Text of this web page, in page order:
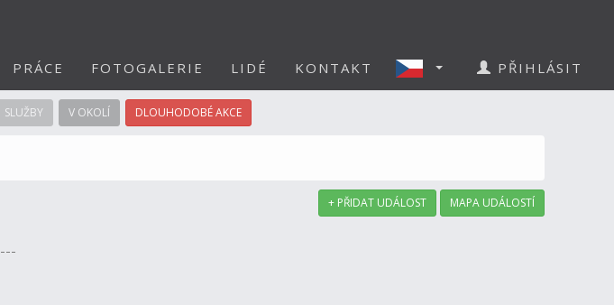
PRÁCE FOTOGALERIE LIDÉ KONTAKT PŘIHLÁSIT
SLUŽBY V OKOLÍ DLOUHODOBÉ AKCE
+ PŘIDAT UDÁLOST MAPA UDÁLOSTÍ
---